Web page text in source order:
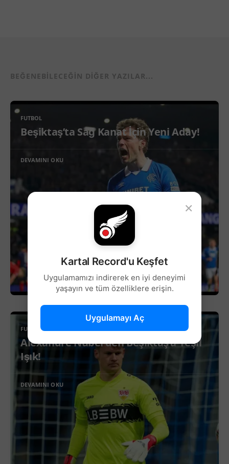
BEĞENEBILECEĞIN DIĞER YAZILAR...
FUTBOL
Beşiktaş’ta Sağ Kanat İçin Yeni Aday!
DEVAMINI OKU
FUTBOL
Alexandre Nübel’den Beşiktaş’a Yeşil
Işık!
DEVAMINI OKU
×
Kartal Record'u Keşfet
Uygulamamızı indirerek en iyi deneyimi
yaşayın ve tüm özelliklere erişin.
Uygulamayı Aç